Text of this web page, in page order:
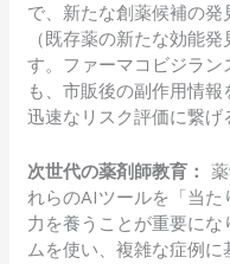
で、新たな創薬候補の
（既存薬の新たな効能
す。ファーマコビジラン
も、市販後の副作用情報
迅速なリスク評価に繋げ
次世代の薬剤師教育：
れらのAIツールを「当
力を養うことが重要に
ムを使い、複雑な症例